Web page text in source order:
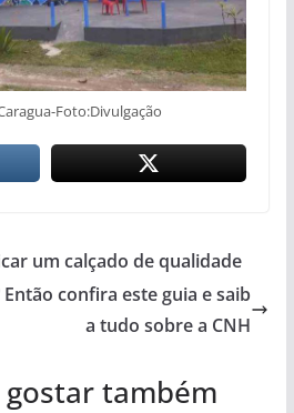
Foto:Divulgação
um calçado de qualidade
confira este guia e saib
a tudo sobre a CNH
também